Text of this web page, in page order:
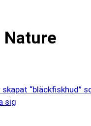
Nature